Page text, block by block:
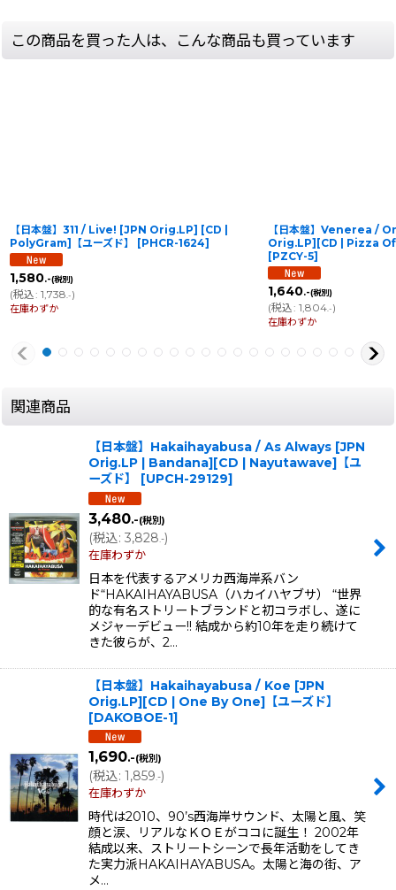
この商品を買った人は、こんな商品も買っています
【日本盤】311 / Live! [JPN Orig.LP] [CD |
PolyGram]【ユーズド】
[PHCR-1624]
1,580.-(税別)
(税込: 1,738 .-)
在庫わずか
【日本盤】Venerea /
Orig.LP][CD | Pizza Of
[PZCY-5]
1,640.-(税別)
(税込: 1,804.-)
在庫わずか
関連商品
【日本盤】Hakaihayabusa / As Always [JPN
Orig.LP | Bandana][CD | Nayutawave]【ユ
ーズド】
[UPCH-29129]
3,480.-(税別)
(税込: 3,828.-)
在庫わずか
日本を代表するアメリカ西海岸系バン
ド“HAKAIHAYABUSA（ハカイハヤブサ） “世界
的な有名ストリートブランドと初コラボし、遂に
メジャーデビュー!! 結成から約10年を走り続けて
きた彼らが、2…
【日本盤】Hakaihayabusa / Koe [JPN
Orig.LP][CD | One By One]【ユーズド】
[DAKOBOE-1]
1,690.-(税別)
(税込: 1,859.-)
在庫わずか
時代は2010、90’s西海岸サウンド、太陽と風、笑
顔と涙、リアルなＫＯＥがココに誕生！ 2002年
結成以来、ストリートシーンで長年活動をしてき
た実力派HAKAIHAYABUSA。太陽と海の街、ア
メ…